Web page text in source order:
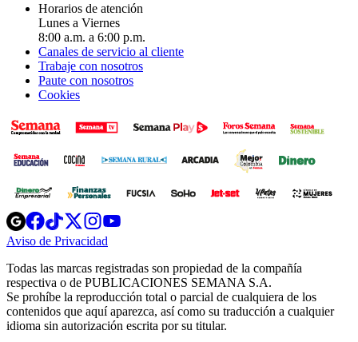
Horarios de atención
Lunes a Viernes
8:00 a.m. a 6:00 p.m.
Canales de servicio al cliente
Trabaje con nosotros
Paute con nosotros
Cookies
Opens
in
new
Opens
in
new
Opens
in
new
window
Opens
new
windowwindow
Aviso de Privacidad
new
window
Todas las marcas registradas son propiedad de la compañía
respectiva o de PUBLICACIONES SEMANA S.A.
Se prohíbe la reproducción total o parcial de cualquiera de los
contenidos que aquí aparezca, así como su traducción a cualquier
idioma sin autorización escrita por su titular.